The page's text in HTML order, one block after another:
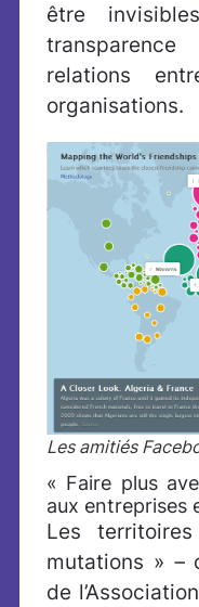
être
relations
organisations.
Les amitiés
« Faire plus
aux entreprises
Les
mutations » –
de